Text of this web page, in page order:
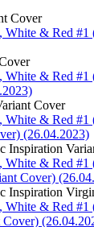
Cover
Cover
Inspiration
Inspiration